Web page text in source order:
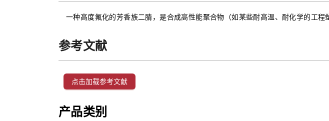
一种高度氟化的芳香族二腈，是合成高性能聚合物（如某些耐高温、耐化学的工程
参考文献
点击加载参考文献
产品类别